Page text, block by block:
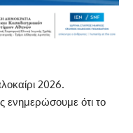
2026.
ενημερώσουμε ότι το